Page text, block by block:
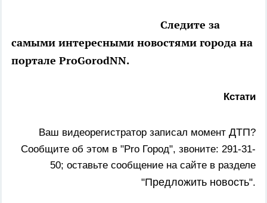
Следите за
самыми интересными новостями города на
портале ProGorodNN.
Кстати
Ваш видеорегистратор записал момент ДТП?
Сообщите об этом в "Pro Город", звоните: 291-31-
50; оставьте сообщение на сайте в разделе
"Предложить новость".